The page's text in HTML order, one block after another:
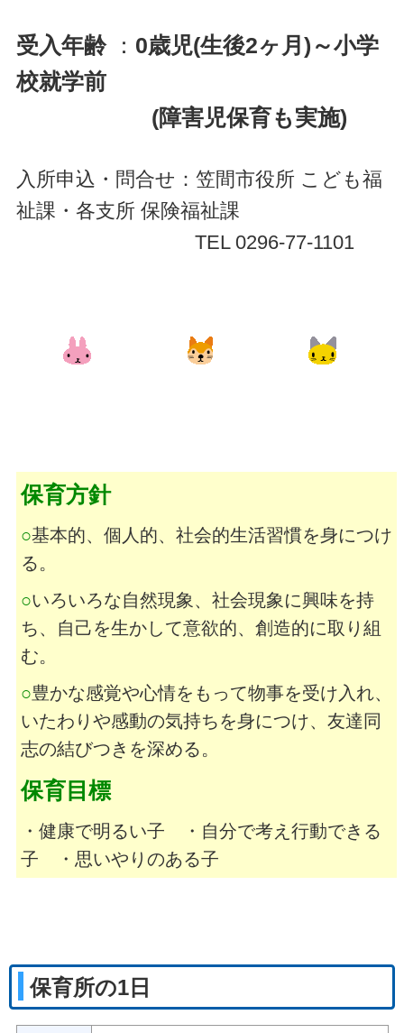
受入年齢： 0歳児(生後2ヶ月)～小学
校就学前
(障害児保育も実施)
入所申込・問合せ：笠間市役所 こども福
祉課・各支所 保険福祉課
TEL 0296-77-1101
保育方針
○基本的、個人的、社会的生活習慣を身につけ
る。
○いろいろな自然現象、社会現象に興味を持
ち、自己を生かして意欲的、創造的に取り組
む。
○豊かな感覚や心情をもって物事を受け入れ、
いたわりや感動の気持ちを身につけ、友達同
志の結びつきを深める。
保育目標
・健康で明るい子 ・自分で考え行動できる
子 ・思いやりのある子
保育所の1日